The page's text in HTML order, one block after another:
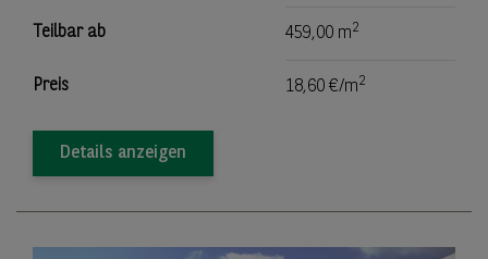
Teilbar ab 459,00 m2
Preis 18,60 €/m2
Details anzeigen